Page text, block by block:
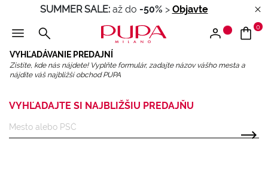
SUMMER SALE:až do -50% > Objavte
0
VYHĽADÁVANIE PREDAJNÍ
Zistite, kde nás nájdete! Vyplňte formulár, zadajte názov vášho mesta a
nájdite váš najbližší obchod PUPA
VYHĽADAJTE SI NAJBLIŽŠIU PREDAJŇU